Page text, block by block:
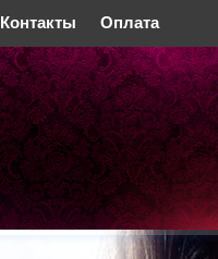
Контакты Оплата